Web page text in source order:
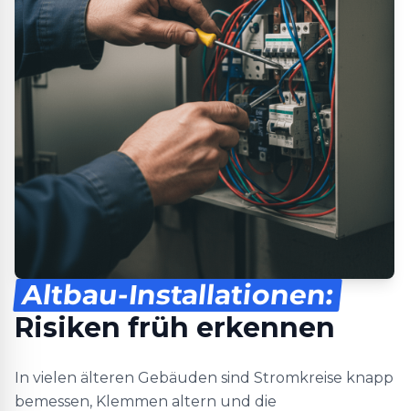
Altbau-Installationen:
Risiken früh erkennen
In vielen älteren Gebäuden sind Stromkreise knapp
bemessen, Klemmen altern und die